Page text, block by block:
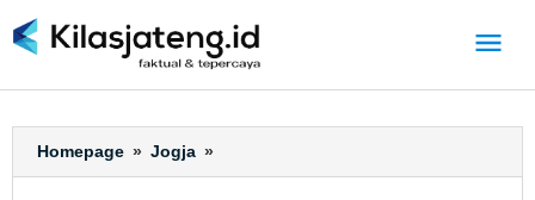
ke
Homepage » Jogja »
Kebakaran